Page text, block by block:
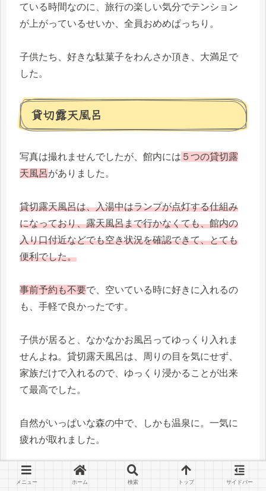
ている時間なのに、旅行の楽しい気分でテンション
が上がっているせいか、全員おめめぱっちり。
子供たち、好きな駄菓子をわんさか頂き、大満足で
した。
貸切露天風呂
写真は撮れませんでしたが、館内には ５つの貸切露
天風呂がありました。
貸切露天風呂は、入湯中はランプが点灯する仕組み
になっており、露天風呂まで行かなくても、館内の
入り口付近などでも空き状況を確認できて、とても
便利でした。
事前予約も不要で、空いている時に好きに入れるの
も、手軽で良かったです。
子供が居ると、なかなかお風呂ってゆっくり入れま
せんよね。貸切露天風呂は、周りの目を気にせず、
家族だけで入れるので、ゆっくり浸かることが出来
て最高でした。
自然がいっぱいな森の中で、しかも温泉に。一気に
疲れが取れました。
もちろん大浴場もありましたので（大浴場の露天風
メニュー ホーム 検索 トップ サイドバー